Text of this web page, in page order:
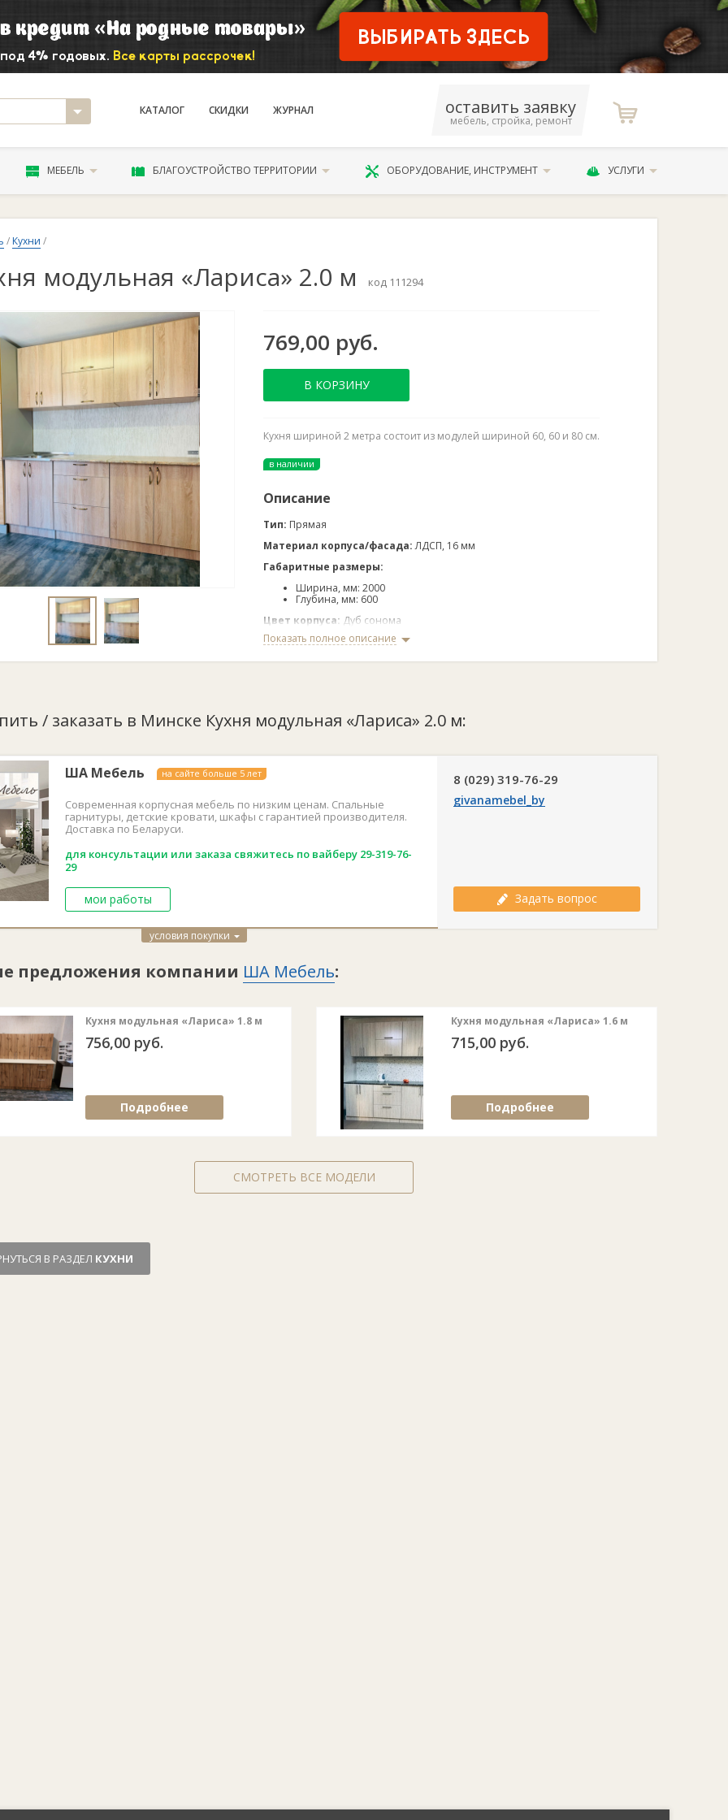
КАТАЛОГ СКИДКИ ЖУРНАЛ оставить заявку
мебель, стройка, ремонт
МЕБЕЛЬ БЛАГОУСТРОЙСТВО ТЕРРИТОРИИ ОБОРУДОВАНИЕ, ИНСТРУМЕНТ УСЛУГИ
/ Кухни /
модульная «Лариса» 2.0 м код 111294
769,00 руб.
В КОРЗИНУ
Кухня шириной 2 метра состоит из модулей шириной 60, 60 и 80 см.
в наличии
Описание
Тип: Прямая
Материал корпуса/фасада:ЛДСП, 16 мм
Габаритные размеры:
Ширина, мм: 2000
Глубина, мм: 600
Цвет корпуса: Дуб сонома
Цвет фасада:Дуб сонома
Отделка низа:Цоколь
Крепление для сборки в комплекте:Есть
Показать полное описание
/ заказать в Минске Кухня модульная «Лариса» 2.0 м:
ША Мебель на сайте больше 5 лет
Современная корпусная мебель по низким ценам. Спальные
гарнитуры, детские кровати, шкафы с гарантией производителя.
Доставка по Беларуси.
для консультации или заказа свяжитесь по вайберу 29-319-76-
29
мои работы
8 (029) 319-76-29
givanamebel_by
Задать вопрос
условия покупки
предложения компании ША Мебель:
Кухня модульная «Лариса» 1.8 м
756,00 руб.
Подробнее
Кухня модульная «Лариса» 1.6 м
715,00 руб.
Подробнее
СМОТРЕТЬ ВСЕ МОДЕЛИ
В РАЗДЕЛ КУХНИ